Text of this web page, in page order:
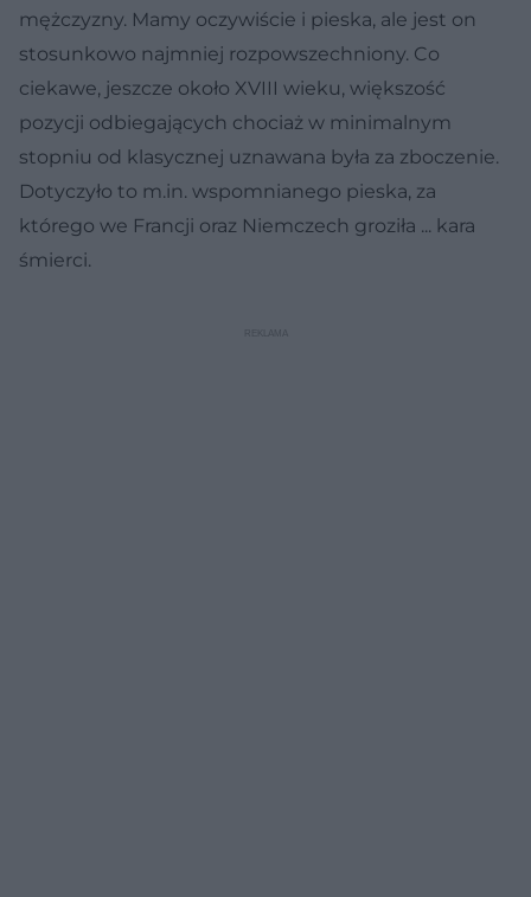
mężczyzny. Mamy oczywiście i pieska, ale jest on
stosunkowo najmniej rozpowszechniony. Co
ciekawe, jeszcze około XVIII wieku, większość
pozycji odbiegających chociaż w minimalnym
stopniu od klasycznej uznawana była za zboczenie.
Dotyczyło to m.in. wspomnianego pieska, za
którego we Francji oraz Niemczech groziła ... kara
śmierci.